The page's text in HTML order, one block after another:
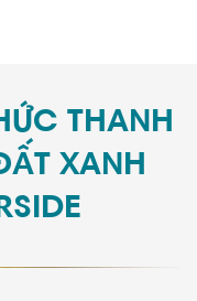
THANH
XANH